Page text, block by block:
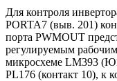
Для контроля
PORTA7 (выв. 201)
порта PWMOUT
регулируемым
микросхеме LM393
PL176 (контакт 10), к